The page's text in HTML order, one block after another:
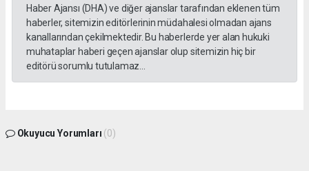
Haber Ajansı (DHA) ve diğer ajanslar tarafından eklenen tüm
haberler, sitemizin editörlerinin müdahalesi olmadan ajans
kanallarından çekilmektedir. Bu haberlerde yer alan hukuki
muhataplar haberi geçen ajanslar olup sitemizin hiç bir
editörü sorumlu tutulamaz...
Okuyucu Yorumları (0)